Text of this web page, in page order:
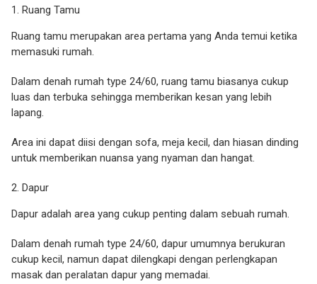
Ruang Tamu
Ruang tamu merupakan area pertama yang Anda temui ketika
memasuki rumah.
Dalam denah rumah type 24/60, ruang tamu biasanya cukup
luas dan terbuka sehingga memberikan kesan yang lebih
lapang.
Area ini dapat diisi dengan sofa, meja kecil, dan hiasan dinding
untuk memberikan nuansa yang nyaman dan hangat.
Dapur
Dapur adalah area yang cukup penting dalam sebuah rumah.
Dalam denah rumah type 24/60, dapur umumnya berukuran
cukup kecil, namun dapat dilengkapi dengan perlengkapan
masak dan peralatan dapur yang memadai.